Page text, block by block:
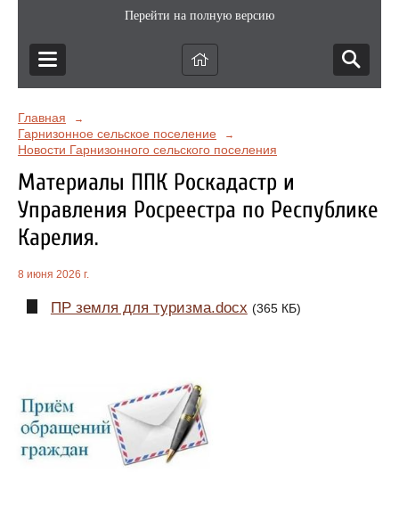
Перейти на полную версию
Главная →
Гарнизонное сельское поселение →
Новости Гарнизонного сельского поселения
Материалы ППК Роскадастр и
Управления Росреестра по Республике
Карелия.
8 июня 2026 г.
ПР земля для туризма.docx (365 КБ)